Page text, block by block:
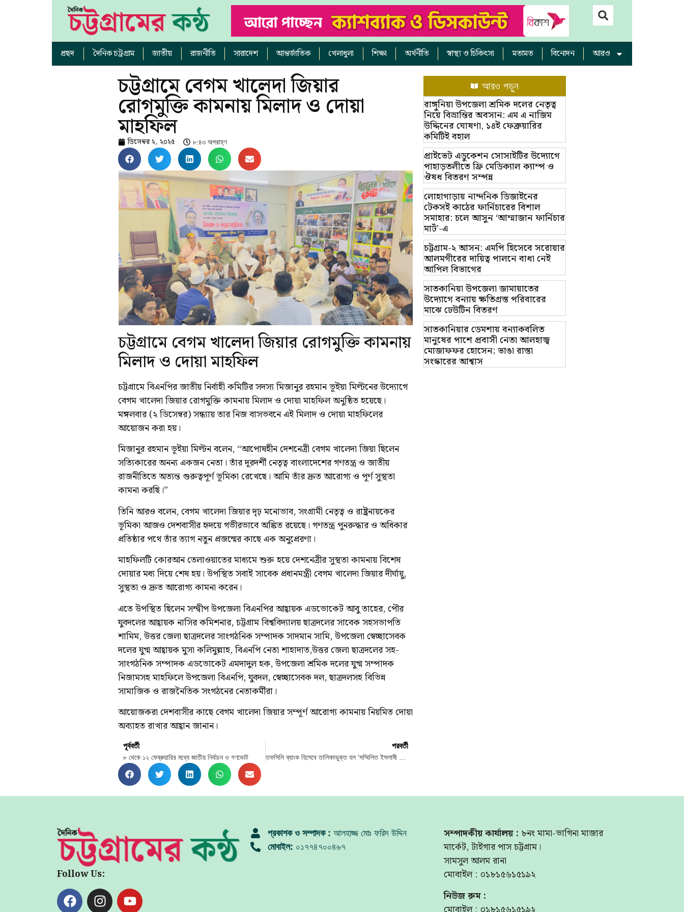
প্রছদ দৈনিক চট্রগ্রাম জাতীয় রাজনীতি সারাদেশ আন্তর্জাতিক খেলাধুলা শিক্ষা অর্থনীতি স্বাস্থ্য ও চিকিৎসা মতামত বিনোদন আরও
চট্টগ্রামে বেগম খালেদা জিয়ার
রোগমুক্তি কামনায় মিলাদ ও দোয়া
মাহফিল
ডিসেম্বর ২, ২০২৫ ৮:৪৩ অপরাহ্ণ
চট্টগ্রামে বেগম খালেদা জিয়ার রোগমুক্তি কামনায়
মিলাদ ও দোয়া মাহফিল
চট্টগ্রামে বিএনপির জাতীয় নির্বাহী কমিটির সদস্য মিজানুর রহমান ভূইয়া মিল্টনের উদ্যোগে
বেগম খালেদা জিয়ার রোগমুক্তি কামনায় মিলাদ ও দোয়া মাহফিল অনুষ্ঠিত হয়েছে।
মঙ্গলবার (২ ডিসেম্বর) সন্ধ্যায় তার নিজ বাসভবনে এই মিলাদ ও দোয়া মাহফিলের
আয়োজন করা হয়।
মিজানুর রহমান ভূইয়া মিল্টন বলেন, “আপোষহীন দেশনেত্রী বেগম খালেদা জিয়া ছিলেন
সত্যিকারের অনন্য একজন নেতা। তাঁর দূরদর্শী নেতৃত্ব বাংলাদেশের গণতন্ত্র ও জাতীয়
রাজনীতিতে অত্যন্ত গুরুত্বপূর্ণ ভূমিকা রেখেছে। আমি তাঁর দ্রুত আরোগ্য ও পূর্ণ সুস্থতা
কামনা করছি।”
তিনি আরও বলেন, বেগম খালেদা জিয়ার দৃঢ় মনোভাব, সংগ্রামী নেতৃত্ব ও রাষ্ট্রনায়কের
ভূমিকা আজও দেশবাসীর হৃদয়ে গভীরভাবে অঙ্কিত রয়েছে। গণতন্ত্র পুনরুদ্ধার ও অধিকার
প্রতিষ্ঠার পথে তাঁর ত্যাগ নতুন প্রজন্মের কাছে এক অনুপ্রেরণা।
মাহফিলটি কোরআন তেলাওয়াতের মাধ্যমে শুরু হয়ে দেশনেত্রীর সুস্থতা কামনায় বিশেষ
দোয়ার মধ্য দিয়ে শেষ হয়। উপস্থিত সবাই সাবেক প্রধানমন্ত্রী বেগম খালেদা জিয়ার দীর্ঘায়ু,
সুস্থতা ও দ্রুত আরোগ্য কামনা করেন।
এতে উপস্থিত ছিলেন সন্দ্বীপ উপজেলা বিএনপির আহ্বায়ক এডভোকেট আবু তাহের, পৌর
যুবদলের আহ্বায়ক নাসির কমিশনার, চট্টগ্রাম বিশ্ববিদ্যালয় ছাত্রদলের সাবেক সহসভাপতি
শামিম, উত্তর জেলা ছাত্রদলের সাংগঠনিক সম্পাদক সাদমান সামি, উপজেলা স্বেচ্ছাসেবক
দলের যুগ্ম আহ্বায়ক মুসা কলিমুল্লাহ, বিএনপি নেতা শাহাদাত,উত্তর জেলা ছাত্রদলের সহ-
সাংগঠনিক সম্পাদক এডভোকেট এমদাদুল হক, উপজেলা শ্রমিক দলের যুগ্ম সম্পাদক
নিজামসহ মাহফিলে উপজেলা বিএনপি, যুবদল, স্বেচ্ছাসেবক দল, ছাত্রদলসহ বিভিন্ন
সামাজিক ও রাজনৈতিক সংগঠনের নেতাকর্মীরা।
আয়োজকরা দেশবাসীর কাছে বেগম খালেদা জিয়ার সম্পূর্ণ আরোগ্য কামনায় নিয়মিত দোয়া
অব্যাহত রাখার আহ্বান জানান।
পূর্ববর্তী
৮ থেকে ১২ ফেব্রুয়ারির মধ্যে জাতীয় নির্বাচন ও গণভোট
পরবর্তী
তফসিলি ব্যাংক হিসেবে তালিকাভুক্ত হল ‘সম্মিলিত ইসলামী ব্যাংক’
আরও পড়ুন
রাঙ্গুনিয়া উপজেলা শ্রমিক দলের নেতৃত্ব
নিয়ে বিভ্রান্তির অবসান: এম এ নাজিম
উদ্দিনের ঘোষণা, ১৪ই ফেব্রুয়ারির
কমিটিই বহাল
প্রাইভেট এডুকেশন সোসাইটির উদ্যোগে
পাহাড়তলীতে ফ্রি মেডিক্যাল ক্যাম্প ও
ঔষধ বিতরণ সম্পন্ন
লোহাগাড়ায় নান্দনিক ডিজাইনের
টেকসই কাঠের ফার্নিচারের বিশাল
সমাহার: চলে আসুন ‘আম্মাজান ফার্নিচার
মার্ট’-এ
চট্টগ্রাম-২ আসন: এমপি হিসেবে সরোয়ার
আলমগীরের দায়িত্ব পালনে বাধা নেই
আপিল বিভাগের
সাতকানিয়া উপজেলা জামায়াতের
উদ্যোগে বন্যায় ক্ষতিগ্রস্ত পরিবারের
মাঝে ঢেউটিন বিতরণ
সাতকানিয়ার ডেমশায় বন্যাকবলিত
মানুষের পাশে প্রবাসী নেতা আলহাজ্ব
মোজাফফর হোসেন; ভাঙা রাস্তা
সংস্কারের আশ্বাস
Follow Us:
প্রকাশক ও সম্পাদক : আলহাজ্জ মোঃ ফরিদ উদ্দিন
মোবাইল: ০১৭৭৪৭০০৪৬৭
সম্পাদকীয় কার্যালয় : ৮নং মামা-ভাগিনা মাজার
মার্কেট, টাইগার পাস চট্টগ্রাম।
সামসুল আলম রানা
মোবাইল : ০১৮১৫৬১৫১৯২
নিউজ রুম :